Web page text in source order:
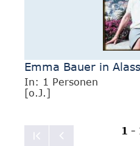
Emma Bauer in
In: 1 Personen
[o.J.]
1 -